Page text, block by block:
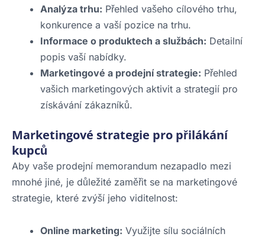
Analýza trhu: Přehled vašeho cílového trhu,
konkurence a vaší pozice na trhu.
Informace o produktech a službách: Detailní
popis vaší nabídky.
Marketingové a prodejní strategie: Přehled
vašich marketingových aktivit a strategií pro
získávání zákazníků.
Marketingové strategie pro přilákání
kupců
Aby vaše prodejní memorandum nezapadlo mezi
mnohé jiné, je důležité zaměřit se na marketingové
strategie, které zvýší jeho viditelnost:
Online marketing: Využijte sílu sociálních